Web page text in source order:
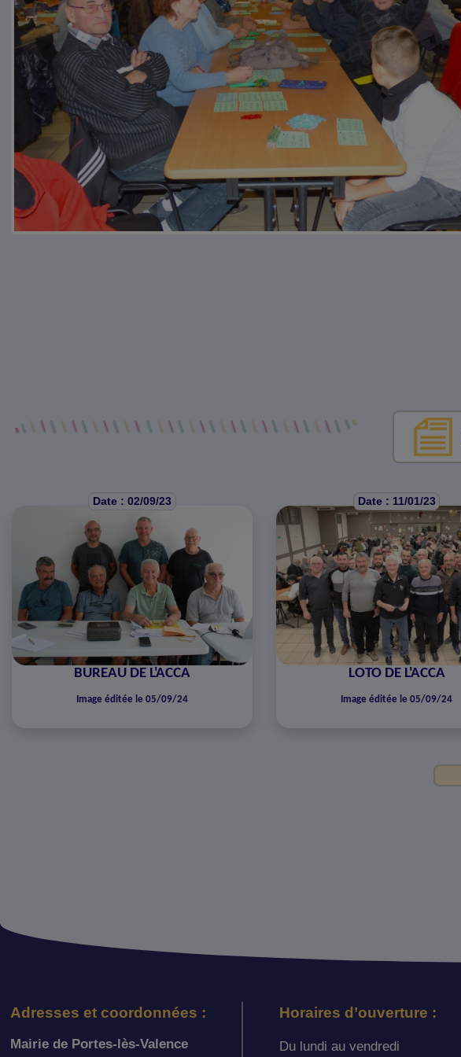
Date : 02/09/23
BUREAU DE L'ACCA
Image éditée le 05/09/24
Date : 11/01/23
LOTO DE L'ACCA
Image éditée le 05/09/24
Adresses et coordonnées :
Mairie de Portes-lès-Valence
Horaires d’ouverture :
Du lundi au vendredi